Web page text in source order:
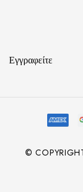
Εγγραφείτε
©